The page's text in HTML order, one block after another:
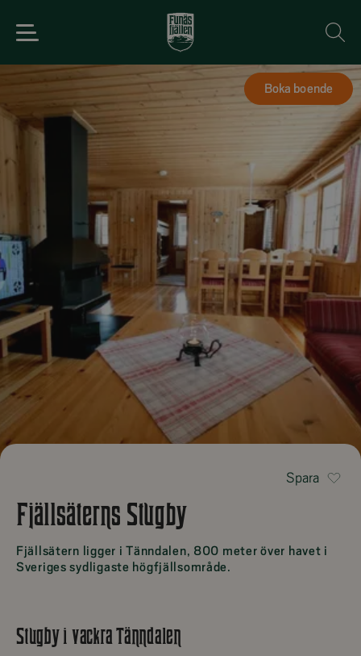
Boka boende
Spara
Fjällsäterns Stugby
Fjällsätern ligger i Tänndalen, 800 meter över havet i
Sveriges sydligaste högfjällsområde.
Stugby i vackra Tänndalen